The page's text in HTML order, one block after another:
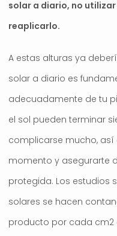
solar a diario, no
reaplicarlo.
A estas alturas ya
solar a diario es
adecuadamente de tu
el sol pueden terminar
complicarse mucho, así
momento y asegurarte
protegida. Los estudios
solares se hacen
producto por cada cm2